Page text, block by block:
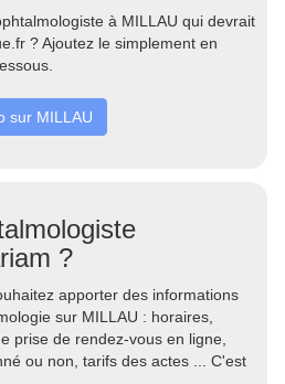
à MILLAU qui devrait
? Ajoutez le simplement en
sur MILLAU
?
apporter des informations
sur MILLAU : horaires,
prise de rendez-vous en ligne,
ou non, tarifs des actes ... C'est